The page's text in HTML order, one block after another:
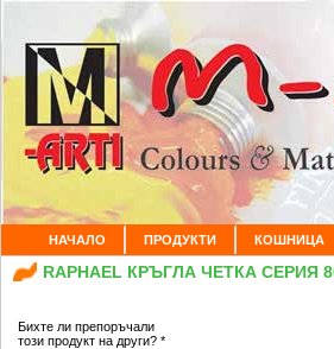
НАЧАЛО ПРОДУКТИ КОШНИЦА
RAPHAEL КРЪГЛА ЧЕТКА СЕРИЯ
Бихте ли препоръчали
този продукт на други? *